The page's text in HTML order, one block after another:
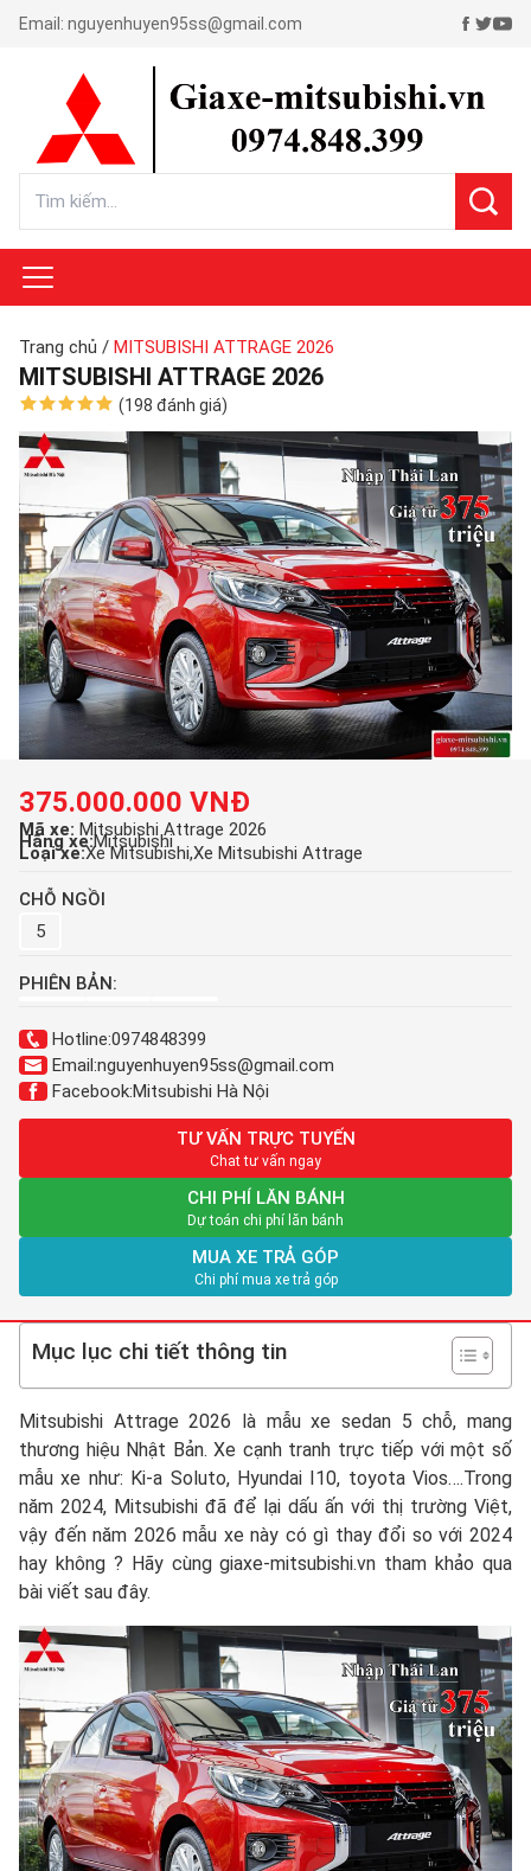
Email: nguyenhuyen95ss@gmail.com
Trang chủ / MITSUBISHI ATTRAGE 2026
MITSUBISHI ATTRAGE 2026
(198 đánh giá)
375.000.000 VNĐ
Mã xe: Mitsubishi Attrage 2026
Hãng xe:Mitsubishi
Loại xe:Xe Mitsubishi Xe Mitsubishi Attrage
CHỖ NGỒI
5
PHIÊN BẢN:
Hotline:0974848399
Email:nguyenhuyen95ss@gmail.com
Facebook:Mitsubishi Hà Nội
TƯ VẤN TRỰC TUYẾN
Chat tư vấn ngay
CHI PHÍ LĂN BÁNH
Dự toán chi phí lăn bánh
MUA XE TRẢ GÓP
Chi phí mua xe trả góp
Mục lục chi tiết thông tin
Mitsubishi Attrage 2026 là mẫu xe sedan 5 chỗ, mang
thương hiệu Nhật Bản. Xe cạnh tranh trực tiếp với một số
mẫu xe như: Ki-a Soluto, Hyundai I10, toyota Vios….Trong
năm 2024, Mitsubishi đã để lại dấu ấn với thị trường Việt,
vậy đến năm 2026 mẫu xe này có gì thay đổi so với 2024
hay không ? Hãy cùng giaxe-mitsubishi.vn tham khảo qua
bài viết sau đây.